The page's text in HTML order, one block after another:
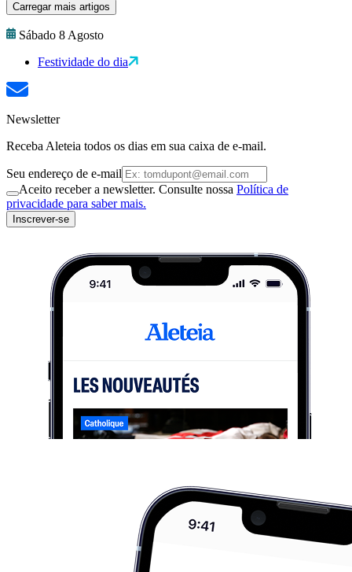
Carregar mais artigos
Sábado 8 Agosto
Festividade do dia
Newsletter
Receba Aleteia todos os dias em sua caixa de e-mail.
Seu endereço de e-mail
Aceito receber a newsletter. Consulte nossa Política de
privacidade para saber mais.
Inscrever-se